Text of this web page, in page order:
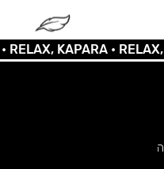
KAPARA •RELAX,